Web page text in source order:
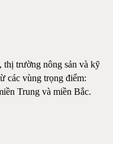
thị trường nông sản và kỹ
các vùng trọng điểm:
Trung và miền Bắc.